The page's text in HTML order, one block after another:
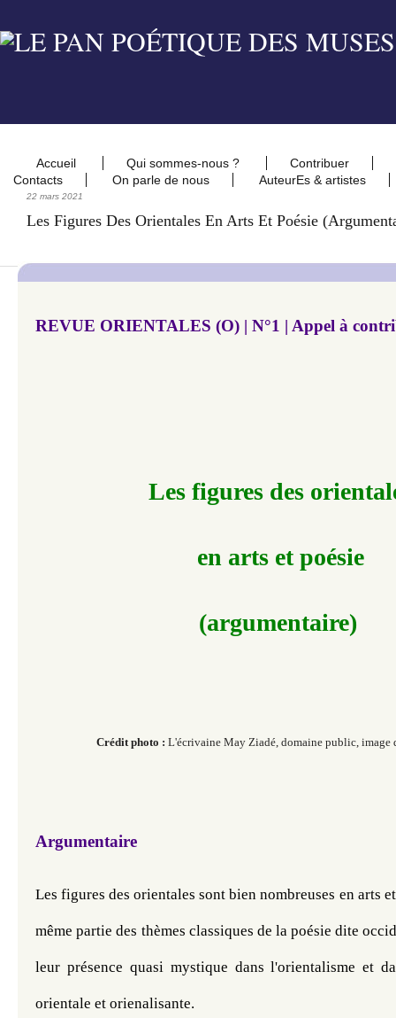
Accueil Qui sommes-nous ?
Contribuer
Contacts
On parle de nous AuteurEs & artistes
22 mars 2021
​Les Figures Des Orientales En Arts Et Poésie
REVUE ORIENTALES (O) | N°1 | Appel à
​Les figures des
en arts et poésie
(argumentaire) ​
Crédit photo : L'écrivaine May Ziadé, domaine public, image
Argumentaire
Les figures des orientales sont bien nombreuses en arts
même partie des thèmes classiques de la poésie dite
leur présence quasi mystique dans l'orientalisme et
orientale et orienalisante.